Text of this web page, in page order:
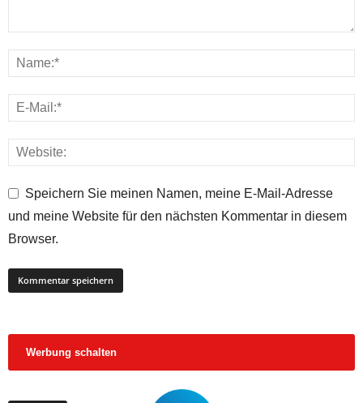
Speichern Sie meinen Namen, meine E-Mail-Adresse
und meine Website für den nächsten Kommentar in diesem
Browser.
Werbung schalten